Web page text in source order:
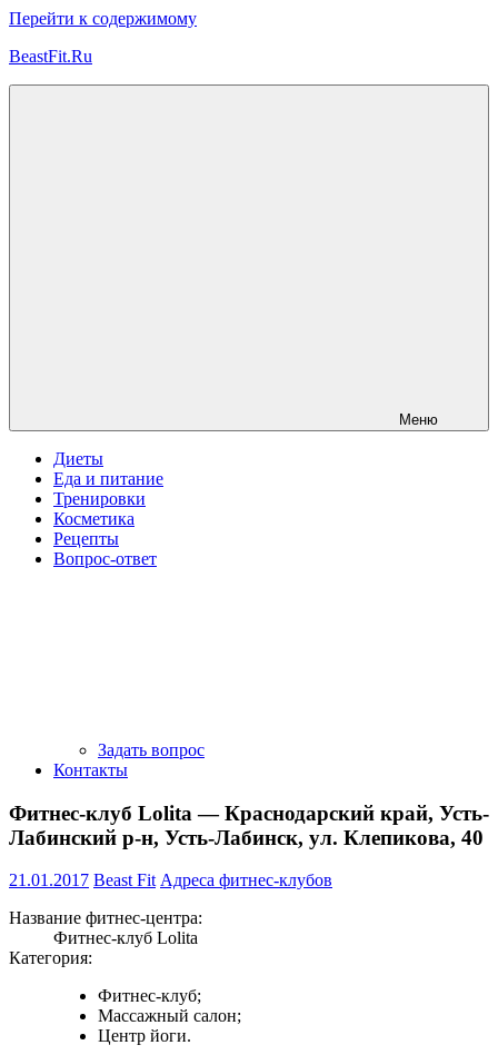
Перейти к содержимому
BeastFit.Ru
Меню
Диеты
Еда и питание
Тренировки
Косметика
Рецепты
Вопрос-ответ
Задать вопрос
Контакты
Фитнес-клуб Lolita — Краснодарский край, Усть-
Лабинский р-н, Усть-Лабинск, ул. Клепикова, 40
21.01.2017 Beast Fit Адреса фитнес-клубов
Название фитнес-центра:
Фитнес-клуб Lolita
Категория:
Фитнес-клуб;
Массажный салон;
Центр йоги.